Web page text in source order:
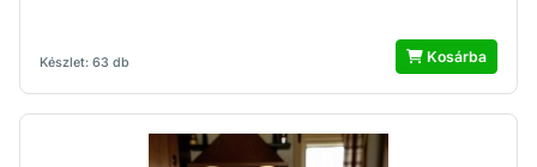
Készlet: 63 db Kosárba